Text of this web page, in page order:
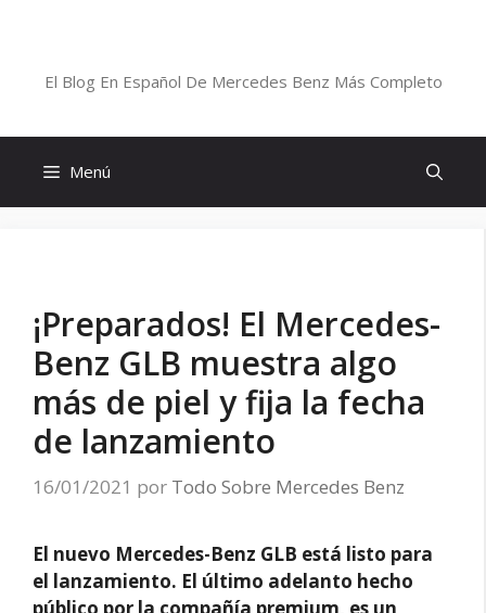
El Blog En Español De Mercedes Benz Más Completo
Menú
¡Preparados! El Mercedes-
Benz GLB muestra algo
más de piel y fija la fecha
de lanzamiento
16/01/2021 por Todo Sobre Mercedes Benz
El nuevo Mercedes-Benz GLB está listo para
el lanzamiento. El último adelanto hecho
público por la compañía premium, es un